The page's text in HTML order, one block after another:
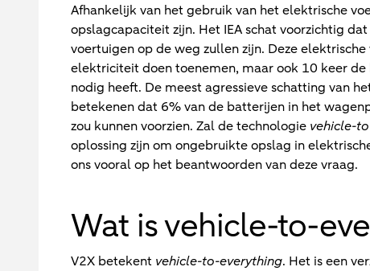
Afhankelijk van het gebruik van het elektrische
opslagcapaciteit zijn. Het IEA schat voorzichtig
voertuigen op de weg zullen zijn. Deze
elektriciteit doen toenemen, maar ook 10 keer
nodig heeft. De meest agressieve schatting van
betekenen dat 6% van de batterijen in het
zou kunnen voorzien. Zal de technologie vehicle-
oplossing zijn om ongebruikte opslag in
ons vooral op het beantwoorden van deze vraag.
Wat is vehicle-to-
V2X betekent vehicle-to-everything. Het is een